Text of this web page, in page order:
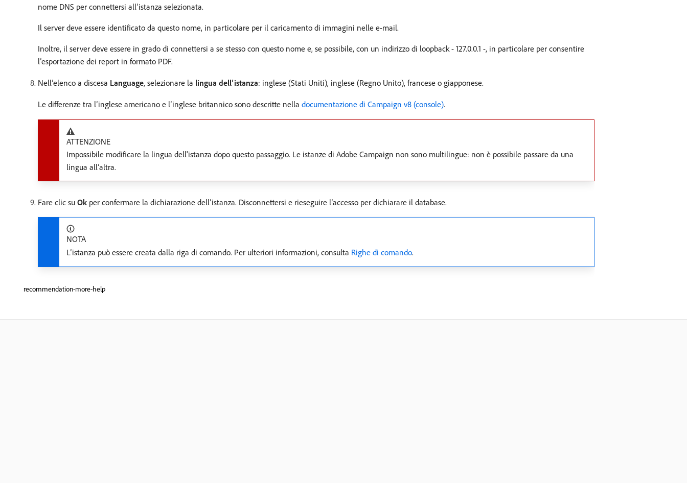
nome DNS per connettersi all’istanza selezionata.
Il server deve essere identificato da questo nome, in particolare per il caricamento di immagini nelle e-mail.
Inoltre, il server deve essere in grado di connettersi a se stesso con questo nome e, se possibile, con un indirizzo di loopback - 127.0.0.1 -, in particolare per consentire
l’esportazione dei report in formato PDF.
Nell’elenco a discesa Language, selezionare la lingua dell’istanza: inglese (Stati Uniti), inglese (Regno Unito), francese o giapponese.
Le differenze tra l’inglese americano e l’inglese britannico sono descritte nella documentazione di Campaign v8 (console).
ATTENZIONE
Impossibile modificare la lingua dell'istanza dopo questo passaggio. Le istanze di Adobe Campaign non sono multilingue: non è possibile passare da una
lingua all’altra.
Fare clic su Okper confermare la dichiarazione dell’istanza. Disconnettersi e rieseguire l’accesso per dichiarare il database.
NOTA
L’istanza può essere creata dalla riga di comando. Per ulteriori informazioni, consulta Righe di comando.
recommendation-more-help